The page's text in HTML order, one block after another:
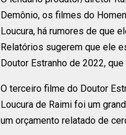
Demônio, os filmes do
Loucura, há rumores de que
Relatórios sugerem que ele
Doutor Estranho de 2022,
O terceiro filme do Doutor
Loucura de Raimi foi um
um orçamento relatado de